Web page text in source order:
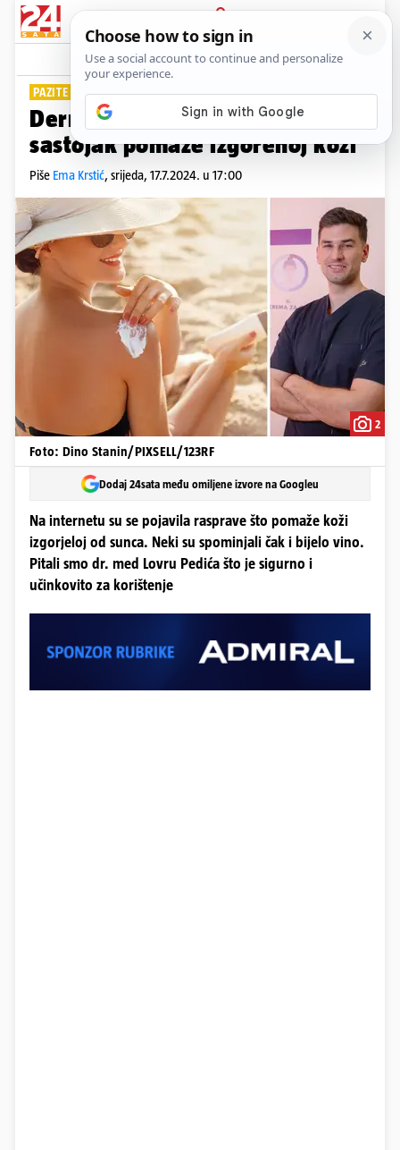
PRIJAVA
Lifestyle Komentari
PAZITE SE SUNCA
Dermatolog nam je otkrio koji
sastojak pomaže izgorenoj koži
Piše Ema Krstić, srijeda, 17.7.2024. u 17:00
2
Foto: Dino Stanin/PIXSELL/123RF
Dodaj 24sata među omiljene izvore na Googleu
Na internetu su se pojavila rasprave što pomaže koži
izgorjeloj od sunca. Neki su spominjali čak i bijelo vino.
Pitali smo dr. med Lovru Pedića što je sigurno i
učinkovito za korištenje